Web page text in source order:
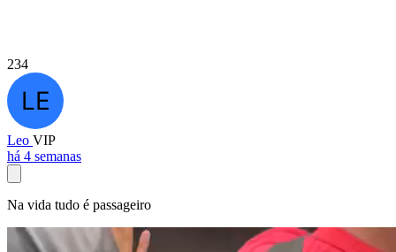
234
Leo VIP
há 4 semanas
Na vida tudo é passageiro